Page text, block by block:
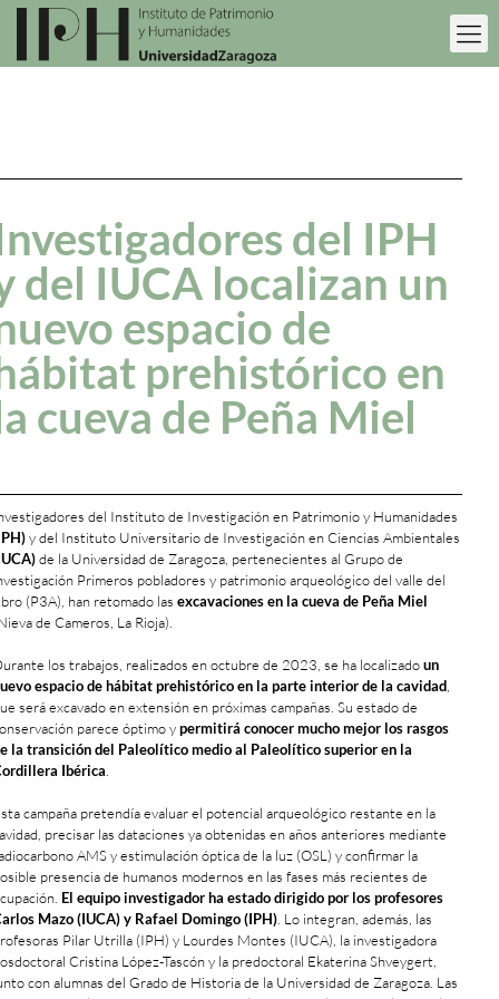
del IPH
del IUCA localizan un
espacio de
prehistórico en
cueva de Peña Miel
del Instituto de Investigación en Patrimonio y Humanidades
y del Instituto Universitario de Investigación en Ciencias Ambientales
de la Universidad de Zaragoza, pertenecientes al Grupo de
Primeros pobladores y patrimonio arqueológico del valle del
(P3A), han retomado las excavaciones en la cueva de Peña Miel
de Cameros, La Rioja).
los trabajos, realizados en octubre de 2023, se ha localizadoun
espacio de hábitat prehistórico en la parte interior de la cavidad
será excavado en extensión en próximas campañas. Su estado de
parece óptimo ypermitirá conocer mucho mejor los rasgos
la transición del Paleolítico medio al Paleolítico superior en la
Ibérica
campaña pretendía evaluar el potencial arqueológico restante en la
precisar las dataciones ya obtenidas en años anteriores mediante
AMS y estimulación óptica de la luz (OSL) y confirmar la
presencia de humanos modernos en las fases más recientes de
El equipo investigador ha estado dirigido por los profesores
Mazo (IUCA) y Rafael Domingo (IPH) . Lo integran, además, las
Pilar Utrilla (IPH) y Lourdes Montes (IUCA), la investigadora
Cristina López-Tascón y la predoctoral Ekaterina Shveygert,
con alumnas del Grado de Historia de la Universidad de Zaragoza. Las